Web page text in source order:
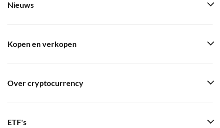
Nieuws
Kopen en verkopen
Over cryptocurrency
ETF's